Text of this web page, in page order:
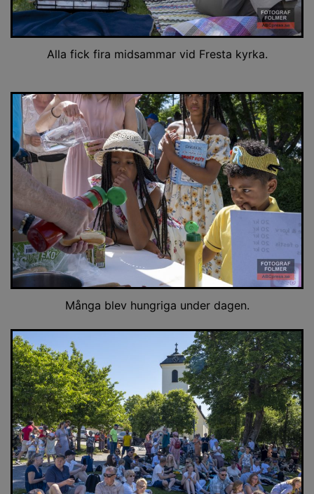
Alla fick fira midsammar vid Fresta kyrka.
Många blev hungriga under dagen.